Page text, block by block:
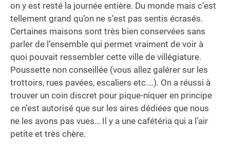
on y est resté la journée entière. Du monde mais c’est
tellement grand qu’on ne s’est pas sentis écrasés.
Certaines maisons sont très bien conservées sans
parler de l’ensemble qui permet vraiment de voir à
quoi pouvait ressembler cette ville de villégiature.
Poussette non conseillée (vous allez galérer sur les
trottoirs, rues pavées, escaliers etc.…). On a réussi à
trouver un coin discret pour pique-niquer en principe
ce n’est autorisé que sur les aires dédiées que nous
ne les avons pas vues… Il y a une cafétéria qui a l’air
petite et très chère.